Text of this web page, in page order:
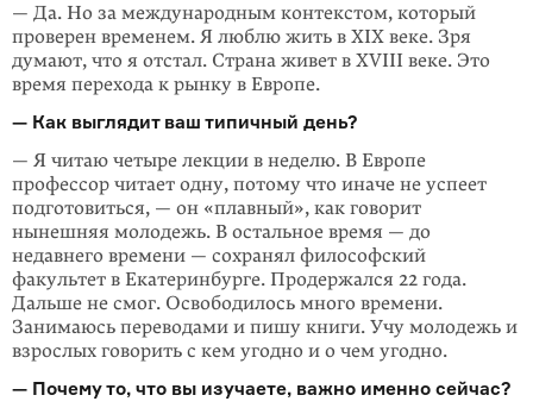
— Да. Но за международным контекстом, который
проверен временем. Я люблю жить в XIX веке. Зря
думают, что я отстал. Страна живет в XVIII веке. Это
время перехода к рынку в Европе.
— Как выглядит ваш типичный день?
— Я читаю четыре лекции в неделю. В Европе
профессор читает одну, потому что иначе не успеет
подготовиться, — он «плавный», как говорит
нынешняя молодежь. В остальное время — до
недавнего времени — сохранял философский
факультет в Екатеринбурге. Продержался 22 года.
Дальше не смог. Освободилось много времени.
Занимаюсь переводами и пишу книги. Учу молодежь и
взрослых говорить с кем угодно и о чем угодно.
— Почему то, что вы изучаете, важно именно сейчас?